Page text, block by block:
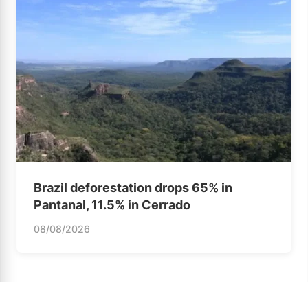
Brazil deforestation drops 65% in
Pantanal, 11.5% in Cerrado
08/08/2026